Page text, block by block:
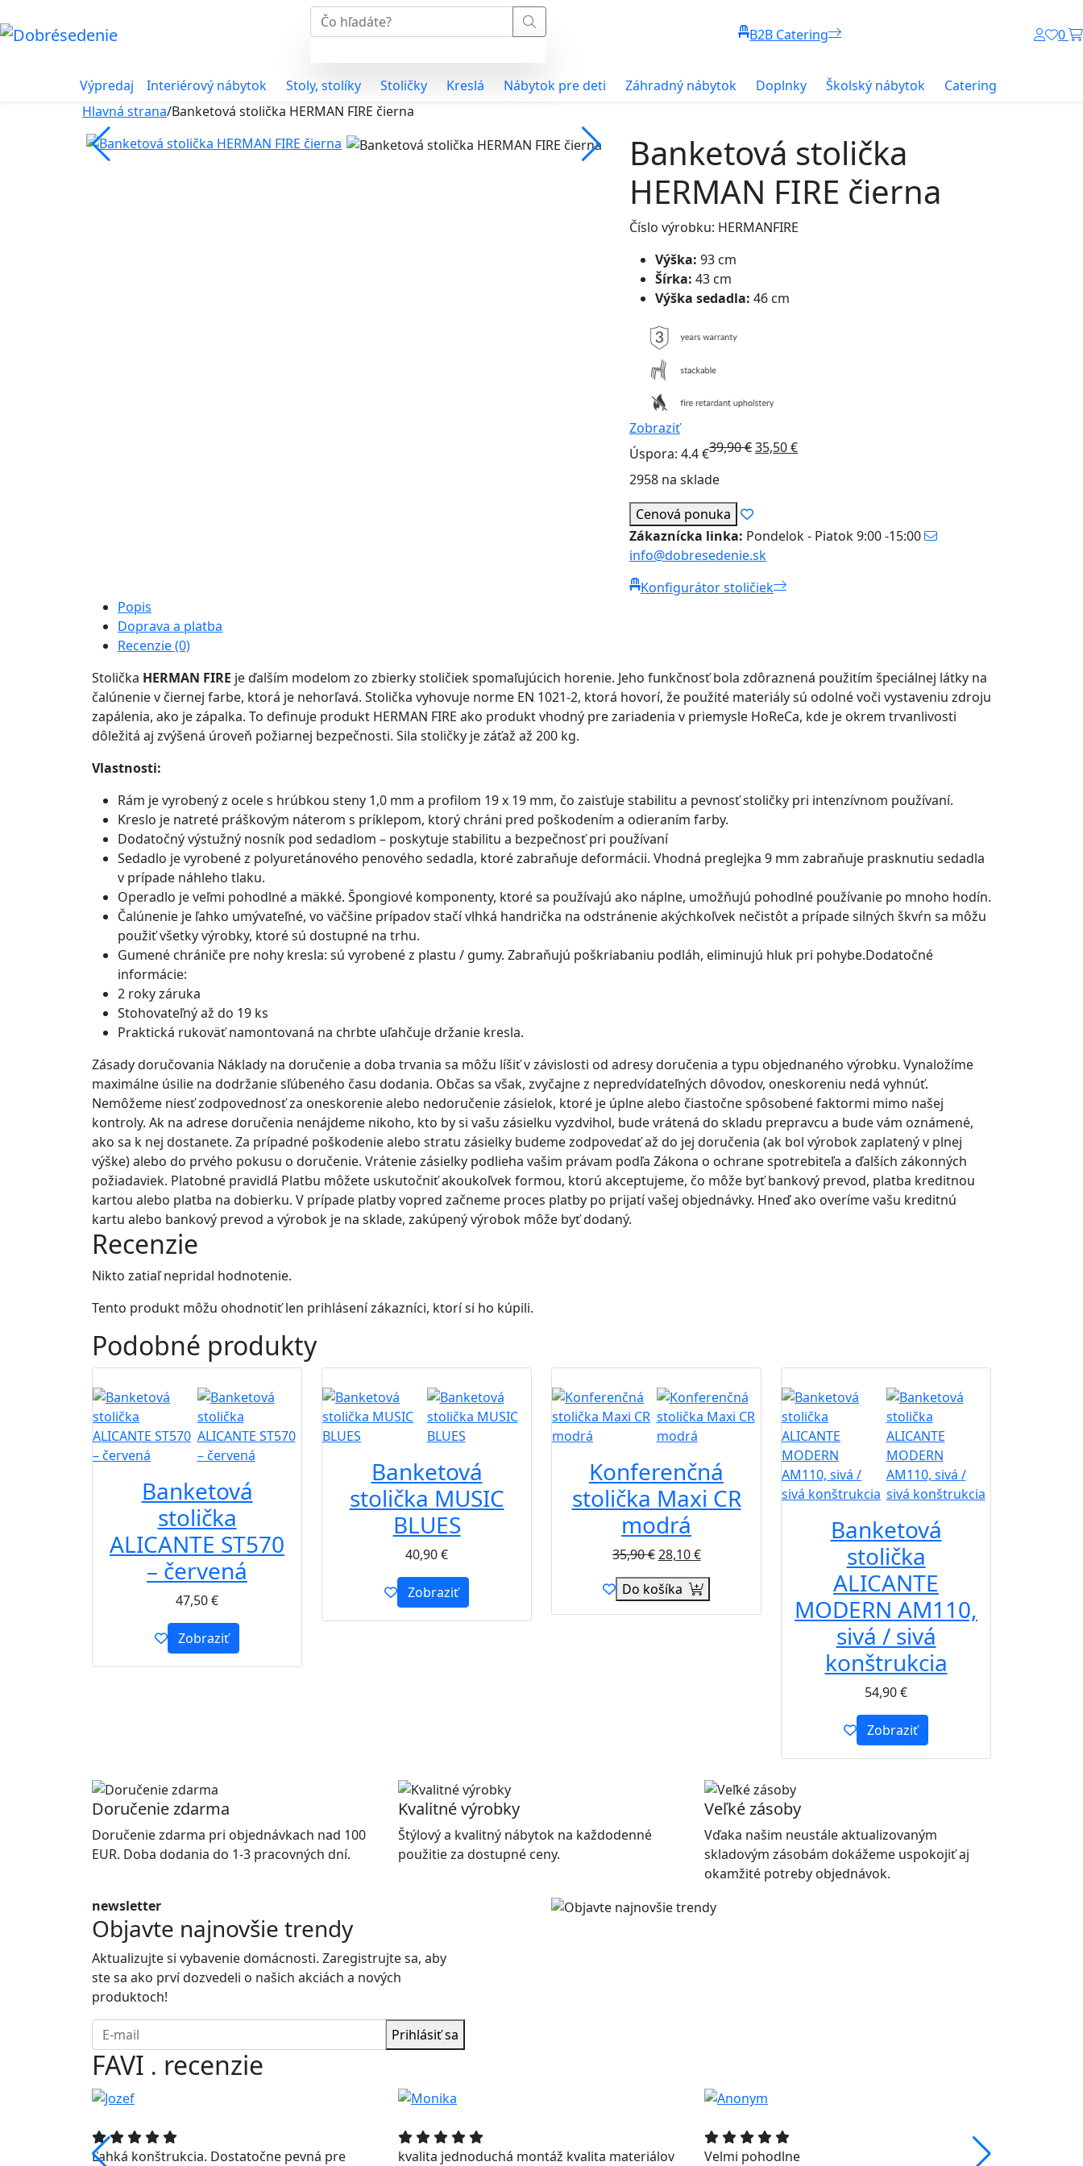
B2B Catering 0
Výpredaj Interiérový nábytok Stoly, stolíky Stoličky Kreslá Nábytok pre deti Záhradný nábytok Doplnky Školský nábytok
Catering
Hlavná strana/Banketová stolička HERMAN FIRE čierna
Banketová stolička
HERMAN FIRE čierna
Číslo výrobku: HERMANFIRE
Výška: 93 cm
Šírka: 43 cm
Výška sedadla: 46 cm
Zobraziť
Úspora: 4.4 €39,90€35,50€
2958 na sklade
Cenová ponuka
Zákaznícka linka: Pondelok - Piatok 9:00 -15:00
info@dobresedenie.sk
Konfigurátor stoličiek
Popis
Doprava a platba
Recenzie (0)
Stolička HERMAN FIRE je ďalším modelom zo zbierky stoličiek spomaľujúcich horenie. Jeho funkčnosť bola zdôraznená použitím špeciálnej látky na
čalúnenie v čiernej farbe, ktorá je nehorľavá. Stolička vyhovuje norme EN 1021-2, ktorá hovorí, že použité materiály sú odolné voči vystaveniu zdroju
zapálenia, ako je zápalka. To definuje produkt HERMAN FIRE ako produkt vhodný pre zariadenia v priemysle HoReCa, kde je okrem trvanlivosti
dôležitá aj zvýšená úroveň požiarnej bezpečnosti. Sila stoličky je záťaž až 200 kg.
Vlastnosti:
Rám je vyrobený z ocele s hrúbkou steny 1,0 mm a profilom 19 x 19 mm, čo zaisťuje stabilitu a pevnosť stoličky pri intenzívnom používaní.
Kreslo je natreté práškovým náterom s príklepom, ktorý chráni pred poškodením a odieraním farby.
Dodatočný výstužný nosník pod sedadlom – poskytuje stabilitu a bezpečnosť pri používaní
Sedadlo je vyrobené z polyuretánového penového sedadla, ktoré zabraňuje deformácii. Vhodná preglejka 9 mm zabraňuje prasknutiu sedadla
v prípade náhleho tlaku.
Operadlo je veľmi pohodlné a mäkké. Špongiové komponenty, ktoré sa používajú ako náplne, umožňujú pohodlné používanie po mnoho hodín.
Čalúnenie je ľahko umývateľné, vo väčšine prípadov stačí vlhká handrička na odstránenie akýchkoľvek nečistôt a prípade silných škvŕn sa môžu
použiť všetky výrobky, ktoré sú dostupné na trhu.
Gumené chrániče pre nohy kresla: sú vyrobené z plastu / gumy. Zabraňujú poškriabaniu podláh, eliminujú hluk pri pohybe.Dodatočné
informácie:
2 roky záruka
Stohovateľný až do 19 ks
Praktická rukoväť namontovaná na chrbte uľahčuje držanie kresla.
Zásady doručovania Náklady na doručenie a doba trvania sa môžu líšiť v závislosti od adresy doručenia a typu objednaného výrobku. Vynaložíme
maximálne úsilie na dodržanie sľúbeného času dodania. Občas sa však, zvyčajne z nepredvídateľných dôvodov, oneskoreniu nedá vyhnúť.
Nemôžeme niesť zodpovednosť za oneskorenie alebo nedoručenie zásielok, ktoré je úplne alebo čiastočne spôsobené faktormi mimo našej
kontroly. Ak na adrese doručenia nenájdeme nikoho, kto by si vašu zásielku vyzdvihol, bude vrátená do skladu prepravcu a bude vám oznámené,
ako sa k nej dostanete. Za prípadné poškodenie alebo stratu zásielky budeme zodpovedať až do jej doručenia (ak bol výrobok zaplatený v plnej
výške) alebo do prvého pokusu o doručenie. Vrátenie zásielky podlieha vašim právam podľa Zákona o ochrane spotrebiteľa a ďalších zákonných
požiadaviek. Platobné pravidlá Platbu môžete uskutočniť akoukoľvek formou, ktorú akceptujeme, čo môže byť bankový prevod, platba kreditnou
kartou alebo platba na dobierku. V prípade platby vopred začneme proces platby po prijatí vašej objednávky. Hneď ako overíme vašu kreditnú
kartu alebo bankový prevod a výrobok je na sklade, zakúpený výrobok môže byť dodaný.
Recenzie
Nikto zatiaľ nepridal hodnotenie.
Tento produkt môžu ohodnotiť len prihlásení zákazníci, ktorí si ho kúpili.
Podobné produkty
Banketová
stolička
ALICANTE ST570
– červená
47,50€
Zobraziť
Banketová
stolička MUSIC
BLUES
40,90€
Zobraziť
Konferenčná
stolička Maxi CR
modrá
35,90€ 28,10€
Do košíka
Banketová
stolička
ALICANTE
MODERN AM110,
sivá / sivá
konštrukcia
54,90€
Zobraziť
Doručenie zdarma
Doručenie zdarma pri objednávkach nad 100
EUR. Doba dodania do 1-3 pracovných dní.
Kvalitné výrobky
Štýlový a kvalitný nábytok na každodenné
použitie za dostupné ceny.
Veľké zásoby
Vďaka našim neustále aktualizovaným
skladovým zásobám dokážeme uspokojiť aj
okamžité potreby objednávok.
newsletter
Objavte najnovšie trendy
Aktualizujte si vybavenie domácnosti. Zaregistrujte sa, aby
ste sa ako prví dozvedeli o našich akciách a nových
produktoch!
Prihlásiť sa
FAVI . recenzie
Ľahká konštrukcia. Dostatočne pevná pre kvalita jednoduchá montáž kvalita materiálov Velmi pohodlne